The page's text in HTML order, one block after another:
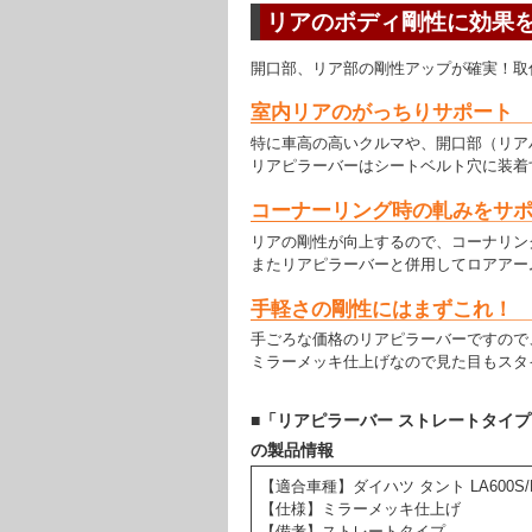
リアのボディ剛性に効果
開口部、リア部の剛性アップが確実！
室内リアのがっちりサポート
特に車高の高いクルマや、開口部（リ
リアピラーバーはシートベルト穴に装
コーナーリング時の軋みをサ
リアの剛性が向上するので、コーナリ
またリアピラーバーと併用してロアア
手軽さの剛性にはまずこれ！
手ごろな価格のリアピラーバーですの
ミラーメッキ仕上げなので見た目もス
■「リアピラーバー ストレートタイ
の製品情報
【適合車種】ダイハツ タント
【仕様】ミラーメッキ仕上げ